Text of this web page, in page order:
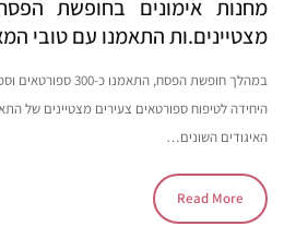
מחנות אימונים בחופשת
מצטיינים.ות התאמנו עם טובי
במהלך חופשת הפסח,
היחידה לטיפוח ספורטאים צעירים מצטיינים של
האיגודים השונים…
Read More